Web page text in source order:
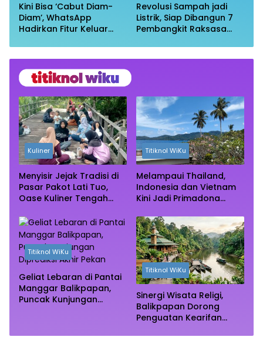
Kini Bisa ‘Cabut Diam-
Diam’, WhatsApp
Hadirkan Fitur Keluar
Revolusi Sampah jadi
Listrik, Siap Dibangun 7
Pembangkit Raksasa
Kuliner
Menyisir Jejak Tradisi di
Pasar Pakot Lati Tuo,
Oase Kuliner Tengah
Titiknol WiKu
Melampaui Thailand,
Indonesia dan Vietnam
Kini Jadi Primadona
Titiknol WiKu
Geliat Lebaran di Pantai
Manggar Balikpapan,
Puncak Kunjungan
Titiknol WiKu
Sinergi Wisata Religi,
Balikpapan Dorong
Penguatan Kearifan